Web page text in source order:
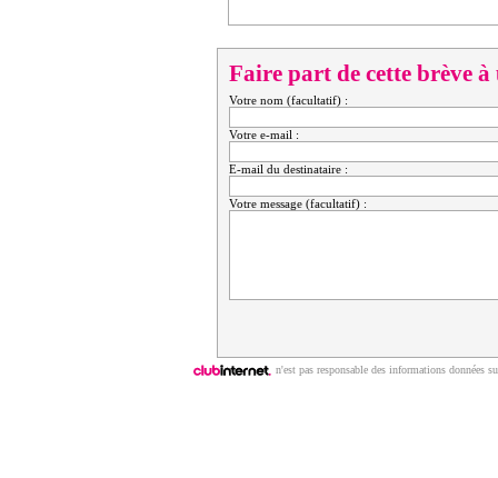
Faire part de cette brève
Votre nom (facultatif) :
Votre e-mail :
E-mail du destinataire :
Votre message (facultatif) :
n'est pas responsable des informations données